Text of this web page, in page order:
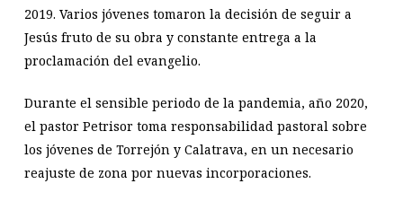
2019. Varios jóvenes tomaron la decisión de seguir a
Jesús fruto de su obra y constante entrega a la
proclamación del evangelio.
Durante el sensible periodo de la pandemia, año 2020,
el pastor Petrisor toma responsabilidad pastoral sobre
los jóvenes de Torrejón y Calatrava, en un necesario
reajuste de zona por nuevas incorporaciones.